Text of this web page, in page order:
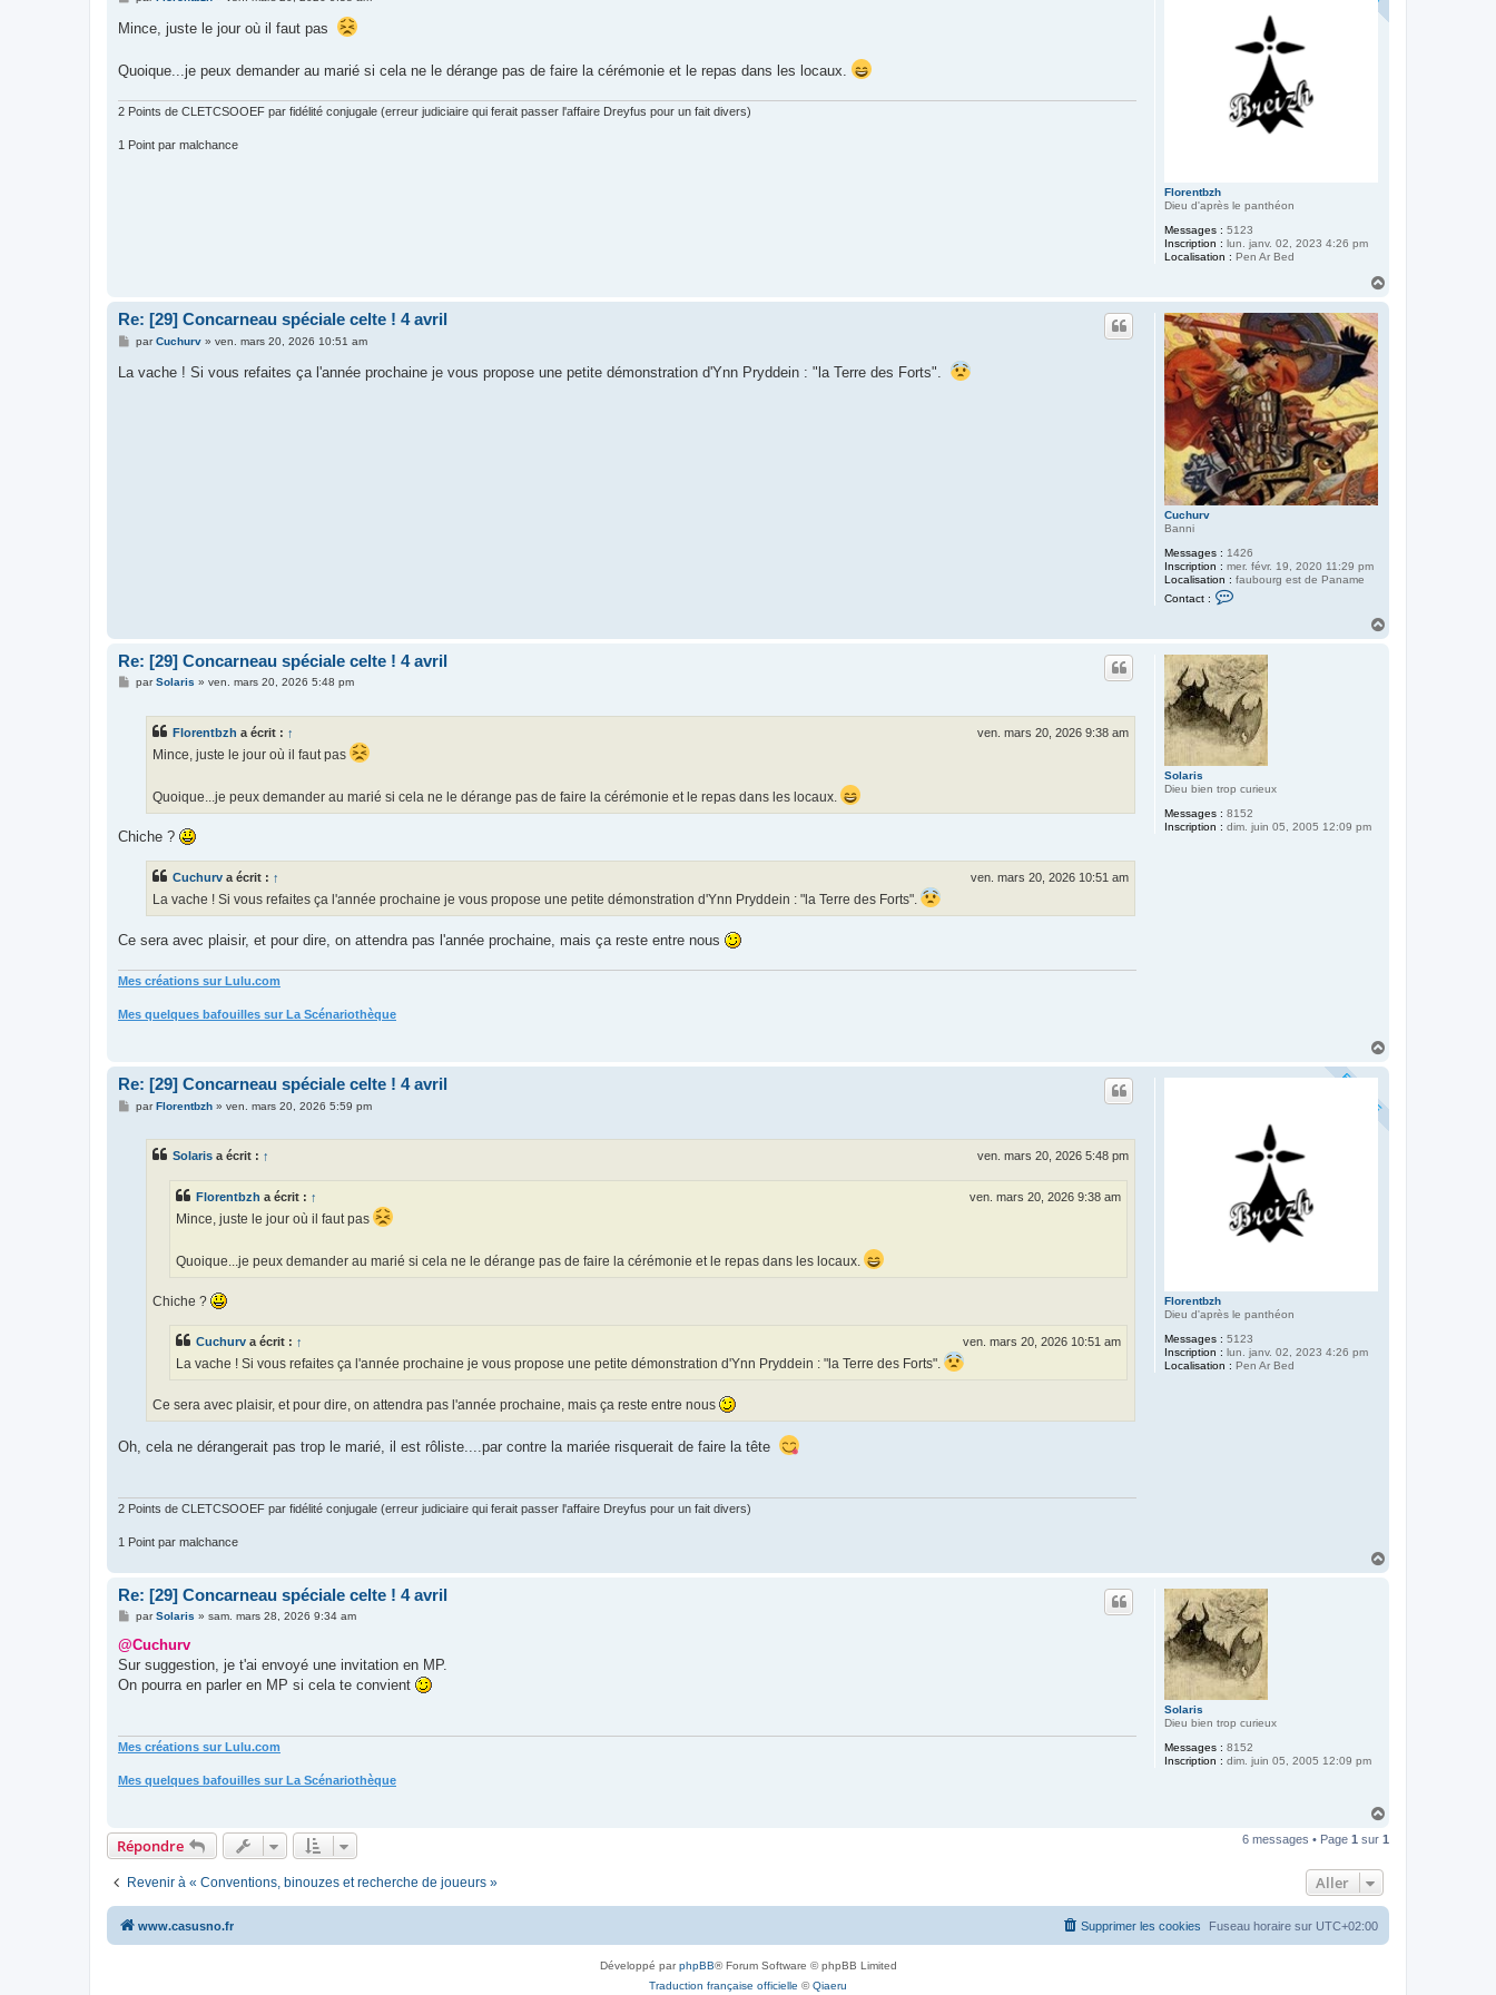
Florentbzh
Dieu d'après le panthéon
Messages : 5123
Inscription : lun. janv. 02, 2023 4:26 pm
Localisation : Pen Ar Bed
s
s
e
Mince, juste le jour où il faut pas
Quoique...je peux demander au marié si cela ne le dérange pas de faire la cérémonie et le repas dans les locaux.
2 Points de CLETCSOOEF par fidélité conjugale (erreur judiciaire qui ferait passer l'affaire Dreyfus pour un fait divers)
1 Point par malchance
Cuchurv
Banni
Messages : 1426
Inscription : mer. févr. 19, 2020 11:29 pm
Localisation : faubourg est de Paname
Contact :
c
t
e
r
C
u
c
h
u
v
Re: [29] Concarneau spéciale celte ! 4 avril
M
s
parCuchurv» ven. mars 20, 2026 10:51 am
La vache ! Si vous refaites ça l'année prochaine je vous propose une petite démonstration d'Ynn Pryddein : "la Terre des Forts".
Solaris
Dieu bien trop curieux
Messages : 8152
Inscription : dim. juin 05, 2005 12:09 pm
Re: [29] Concarneau spéciale celte ! 4 avril
MparSolaris » ven. mars 20, 2026 5:48 pm
Florentbzh a écrit : ↑ ven. mars 20, 2026 9:38 am
Mince, juste le jour où il faut pas
Quoique...je peux demander au marié si cela ne le dérange pas de faire la cérémonie et le repas dans les locaux.
Chiche ?
Cuchurv a écrit : ↑ ven. mars 20, 2026 10:51 am
La vache ! Si vous refaites ça l'année prochaine je vous propose une petite démonstration d'Ynn Pryddein : "la Terre des Forts".
Ce sera avec plaisir, et pour dire, on attendra pas l'année prochaine, mais ça reste entre nous
Mes créations sur Lulu.com
Mes quelques bafouilles sur La Scénariothèque
Florentbzh
Dieu d'après le panthéon
Messages : 5123
Inscription : lun. janv. 02, 2023 4:26 pm
Localisation : Pen Ar Bed
Re: [29] Concarneau spéciale celte ! 4 avril
MparFlorentbzh» ven. mars 20, 2026 5:59 pm
Solaris a écrit : ↑ ven. mars 20, 2026 5:48 pm
Florentbzh a écrit : ↑ ven. mars 20, 2026 9:38 am
Mince, juste le jour où il faut pas
Quoique...je peux demander au marié si cela ne le dérange pas de faire la cérémonie et le repas dans les locaux.
Chiche ?
Cuchurv a écrit : ↑ ven. mars 20, 2026 10:51 am
La vache ! Si vous refaites ça l'année prochaine je vous propose une petite démonstration d'Ynn Pryddein : "la Terre des Forts".
Ce sera avec plaisir, et pour dire, on attendra pas l'année prochaine, mais ça reste entre nous
Oh, cela ne dérangerait pas trop le marié, il est rôliste....par contre la mariée risquerait de faire la tête
2 Points de CLETCSOOEF par fidélité conjugale (erreur judiciaire qui ferait passer l'affaire Dreyfus pour un fait divers)
1 Point par malchance
Solaris
Dieu bien trop curieux
Messages : 8152
Inscription : dim. juin 05, 2005 12:09 pm
Re: [29] Concarneau spéciale celte ! 4 avril
M
s
a
g
parSolaris » sam. mars 28, 2026 9:34 am
@Cuchurv
Sur suggestion, je t'ai envoyé une invitation en MP.
On pourra en parler en MP si cela te convient
Mes créations sur Lulu.com
Mes quelques bafouilles sur La Scénariothèque
u
Répondre 6 messages • Page 1 sur 1
Revenir à « Conventions, binouzes et recherche de joueurs » Aller
www.casusno.fr Fuseau horaire sur UTC+02:00
Supprimer les cookies
Développé parphpBB® Forum Software © phpBB Limited
Traduction française officielle ©Qiaeru